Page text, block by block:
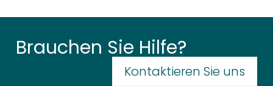
Brauchen Sie Hilfe?
Kontaktieren Sie uns